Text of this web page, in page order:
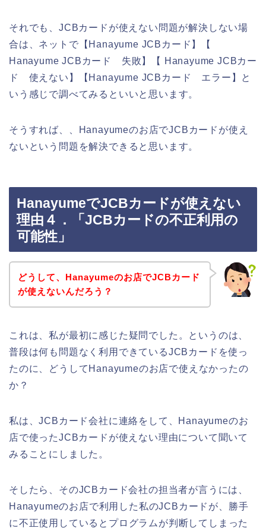
それでも、JCBカードが使えない問題が解決しない場
合は、ネットで【Hanayume JCBカード】【
Hanayume JCBカード 失敗】【 Hanayume JCBカー
ド 使えない】【Hanayume JCBカード エラー】と
いう感じで調べてみるといいと思います。
そうすれば、、Hanayumeのお店でJCBカードが使え
ないという問題を解決できると思います。
HanayumeでJCBカードが使えない
理由４．「JCBカードの不正利用の
可能性」
どうして、Hanayumeのお店でJCBカード
が使えないんだろう？
これは、私が最初に感じた疑問でした。というのは、
普段は何も問題なく利用できているJCBカードを使っ
たのに、どうしてHanayumeのお店で使えなかったの
か？
私は、JCBカード会社に連絡をして、Hanayumeのお
店で使ったJCBカードが使えない理由について聞いて
みることにしました。
そしたら、そのJCBカード会社の担当者が言うには、
Hanayumeのお店で利用した私のJCBカードが、勝手
に不正使用しているとプログラムが判断してしまった